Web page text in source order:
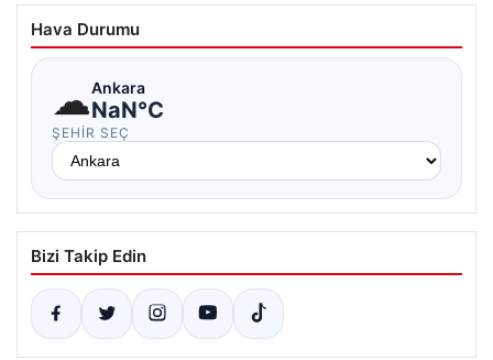
Hava Durumu
☁Ankara
NaN°C
ŞEHIR SEÇ
Bizi Takip Edin